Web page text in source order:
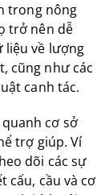
trong nông
trở nên dễ
liệu về lượng
cũng như các
canh tác.
cơ sở
trợ giúp. Ví
dõi các sự
cấu, cầu và cơ